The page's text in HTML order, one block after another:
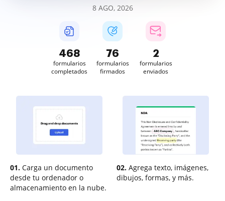
8 AGO, 2026
468
formularios
completados
76
formularios
firmados
2
formularios
enviados
01. Carga un documento
desde tu ordenador o
almacenamiento en la nube.
02. Agrega texto, imágenes,
dibujos, formas, y más.